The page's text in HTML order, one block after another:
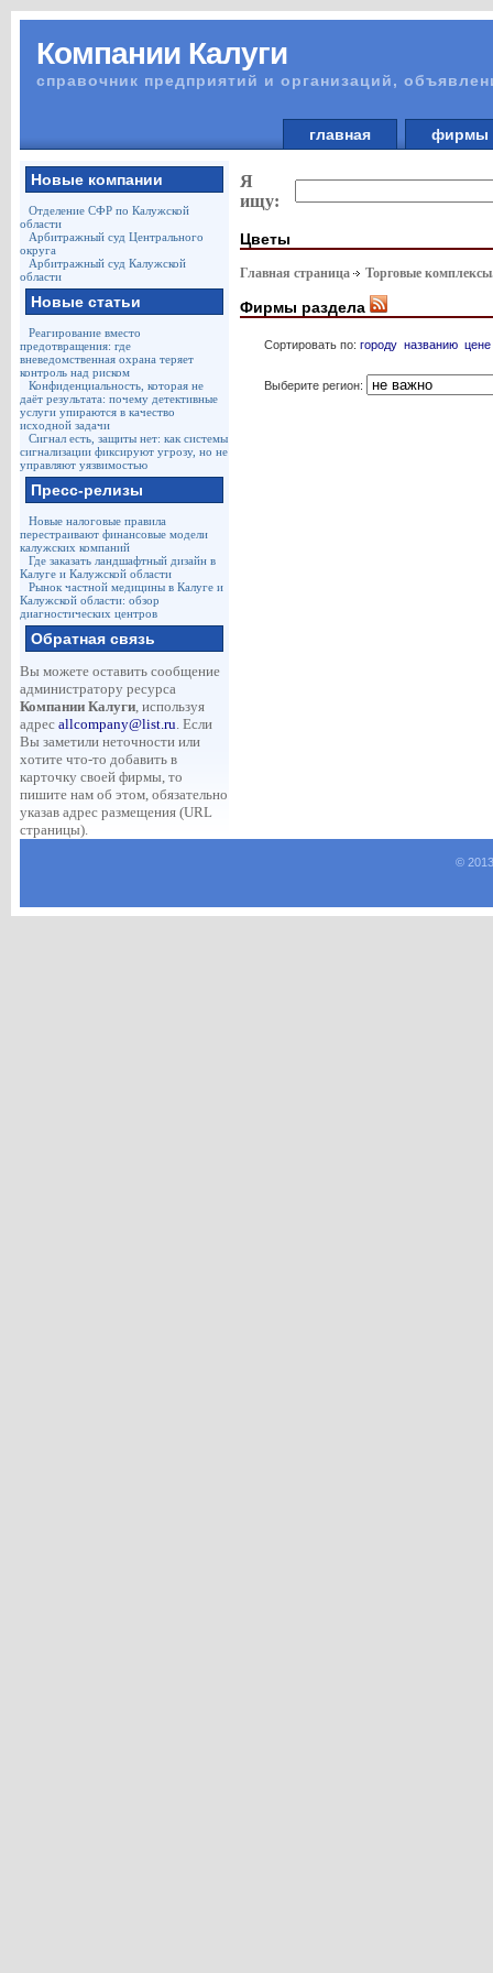
Компании Калуги
справочник предприятий и организаций,
главная
Новые компании
Отделение СФР по Калужской
области
Арбитражный суд Центрального
округа
Арбитражный суд Калужской
области
Новые статьи
Реагирование вместо
предотвращения: где
вневедомственная охрана теряет
контроль над риском
Конфиденциальность, которая не
даёт результата: почему детективные
услуги упираются в качество
исходной задачи
Сигнал есть, защиты нет: как системы
сигнализации фиксируют угрозу, но не
управляют уязвимостью
Пресс-релизы
Новые налоговые правила
перестраивают финансовые модели
калужских компаний
Где заказать ландшафтный дизайн в
Калуге и Калужской области
Рынок частной медицины в Калуге и
Калужской области: обзор
диагностических центров
Обратная связь
Вы можете оставить сообщение
администратору ресурса
Компании Калуги, используя
адрес allcompany@list.ru. Если
Вы заметили неточности или
хотите что-то добавить в
карточку своей фирмы, то
пишите нам об этом, обязательно
указав адрес размещения (URL
страницы).
Я
ищу:
Цветы
Главная страница Торговые
Фирмы раздела
Сортировать по: городу названию цене
Выберите регион:
©